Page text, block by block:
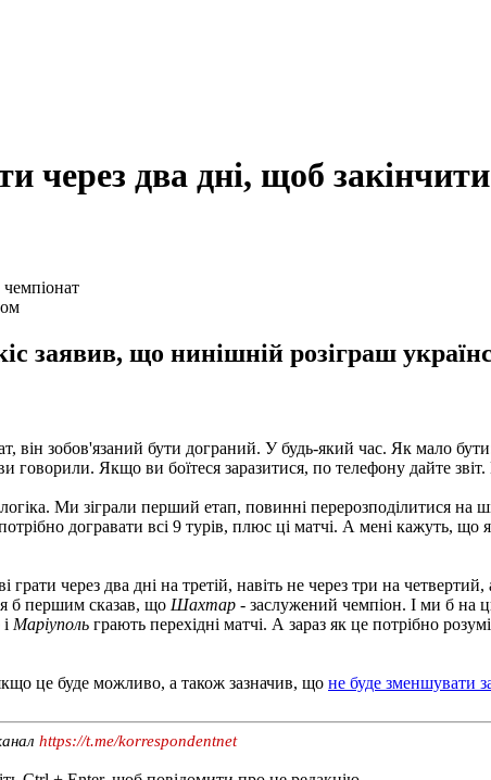
через два дні, щоб
заявив, що нинішній розіграш
він зобов'язаний бути дограний. У будь-який час. Як мало
говорили. Якщо ви боїтеся заразитися, по телефону дайте
Ми зіграли перший етап, повинні перерозподілитися на
догравати всі 9 турів, плюс ці матчі. А мені кажуть,
через два дні на третій, навіть не через три на
б першим сказав, що Шахтар - заслужений чемпіон. І ми б на
і Маріуполь грають перехідні матчі. А зараз як це потрібно
це буде можливо, а також зазначив, що не буде зменшувати
https://t.me/korrespondentnet